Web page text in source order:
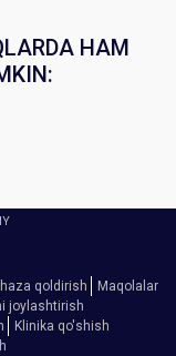
HAM
qoldirish
Maqolalar
joylashtirish
Klinika qo'shish